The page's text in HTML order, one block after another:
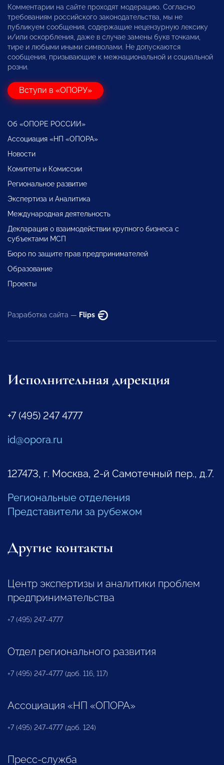
Комментарии на сайте проходят модерацию. Согласно
требованиям российского законодательства, мы не
публикуем сообщения, содержащие нецензурную лексику
и/или оскорбления, даже в случае замены букв точками,
тире и любыми иными символами. Не допускаются
сообщения, призывающие к межнациональной и социальной
розни.
Вступи в «ОПОРУ»
Об «ОПОРЕ РОССИИ»
Ассоциация «НП «ОПОРА»
Новости
Комитеты и Комиссии
Региональное развитие
Экспертиза и Аналитика
Международная деятельность
Декларация о взаимодействии крупного бизнеса с
субъектами МСП
Бюро по защите прав предпринимателей
Образование
Проекты
Разработка сайта — Flips
Исполнительная дирекция
+7 (495) 247 4777
id@opora.ru
127473, г. Москва, 2-й Самотечный пер., д.7.
Региональные отделения
Представители за рубежом
Другие контакты
Центр экспертизы и аналитики проблем
предпринимательства
+7 (495) 247-4777
Отдел регионального развития
+7 (495) 247-4777 (доб. 116, 117)
Ассоциация «НП «ОПОРА»
+7 (495) 247-4777 (доб. 124)
Пресс-служба